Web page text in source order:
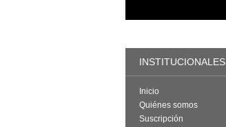
INSTITUCIONALES
Inicio
Quiénes somos
Suscripción